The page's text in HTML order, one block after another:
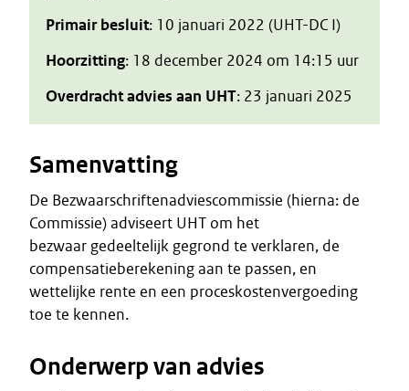
Primair besluit: 10 januari 2022 (UHT-DC I)
Hoorzitting: 18 december 2024 om 14:15 uur
Overdracht advies aan UHT: 23 januari 2025
Samenvatting
De Bezwaarschriftenadviescommissie (hierna: de
Commissie) adviseert UHT om het
bezwaar gedeeltelijk gegrond te verklaren, de
compensatieberekening aan te passen, en
wettelijke rente en een proceskostenvergoeding
toe te kennen.
Onderwerp van advies